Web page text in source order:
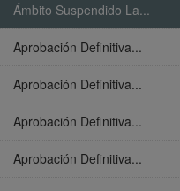
Ámbito Suspendido La...
Aprobación Definitiva...
Aprobación Definitiva...
Aprobación Definitiva...
Aprobación Definitiva...